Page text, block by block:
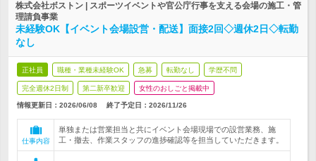
株式会社ボストン | スポーツイベントや官公庁行事を支える会場の施工・管
理請負事業
未経験OK【イベント会場設営・配送】面接2回◇週休2日◇転勤
なし
正社員 職種・業種未経験OK 急募 転勤なし 学歴不問
完全週休2日制 第二新卒歓迎 女性のおしごと掲載中
情報更新日：2026/06/08 終了予定日： 2026/11/26
仕事内容
単独または営業担当と共にイベント会場現場での設営業務、施
工・撤去、作業スタッフの進捗確認等を担当していただきます。